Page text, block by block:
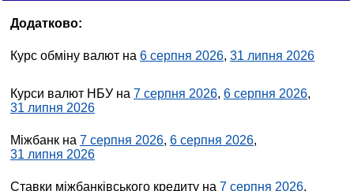
Додатково:
Курс обміну валют на 6 серпня 2026, 31 липня 2026
Курси валют НБУ на 7 серпня 2026, 6 серпня 2026,
31 липня 2026
Міжбанк на 7 серпня 2026, 6 серпня 2026,
31 липня 2026
Ставки міжбанківського кредиту на 7 серпня 2026,